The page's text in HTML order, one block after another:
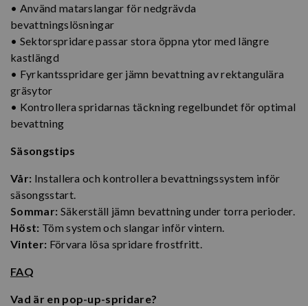
• Använd matarslangar för nedgrävda
bevattningslösningar
• Sektorspridare passar stora öppna ytor med längre
kastlängd
• Fyrkantsspridare ger jämn bevattning av rektangulära
gräsytor
• Kontrollera spridarnas täckning regelbundet för optimal
bevattning
Säsongstips
Vår: Installera och kontrollera bevattningssystem inför
säsongsstart.
Sommar: Säkerställ jämn bevattning under torra perioder.
Höst: Töm system och slangar inför vintern.
Vinter: Förvara lösa spridare frostfritt.
FAQ
Vad är en pop-up-spridare?